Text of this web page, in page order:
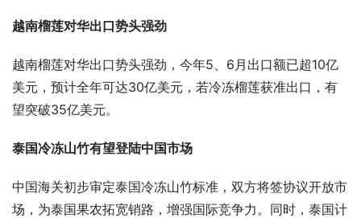
越南榴莲对华出口势头强劲
越南榴莲对华出口势头强劲，今年5、6月出口额已超10亿
美元，预计全年可达30亿美元，若冷冻榴莲获准出口，有
望突破35亿美元。
泰国冷冻山竹有望登陆中国市场
中国海关初步审定泰国冷冻山竹标准，双方将签协议开放市
场，为泰国果农拓宽销路，增强国际竞争力。同时，泰国计